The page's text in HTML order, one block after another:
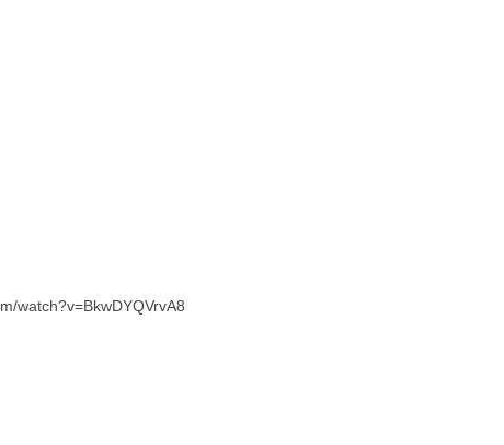
watch?v=BkwDYQVrvA8